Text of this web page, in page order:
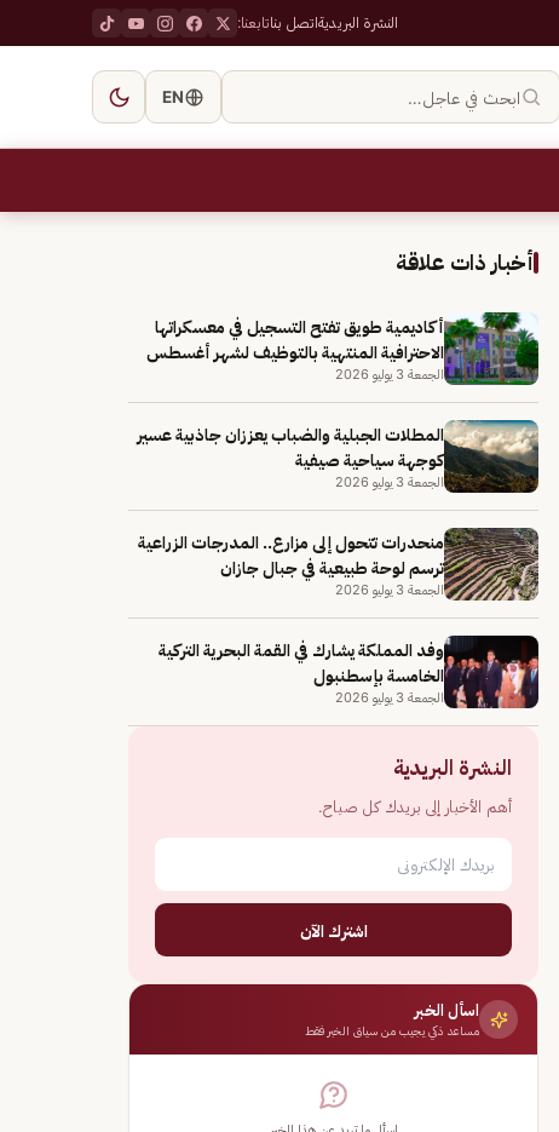
النشرة البريديةاتصل بناتابعنا:
ابحث في عاجل… EN
أخبار ذات علاقة
أكاديمية طويق تفتح التسجيل في معسكراتها
الاحترافية المنتهية بالتوظيف لشهر أغسطس
الجمعة 3 يوليو 2026
المطلات الجبلية والضباب يعززان جاذبية عسير
كوجهة سياحية صيفية
الجمعة 3 يوليو 2026
منحدرات تتحول إلى مزارع.. المدرجات الزراعية
ترسم لوحة طبيعية في جبال جازان
الجمعة 3 يوليو 2026
وفد المملكة يشارك في القمة البحرية التركية
الخامسة بإسطنبول
الجمعة 3 يوليو 2026
النشرة البريدية
أهم الأخبار إلى بريدك كل صباح.
اشترك الآن
اسأل الخبر
مساعد ذكي يجيب من سياق الخبر فقط